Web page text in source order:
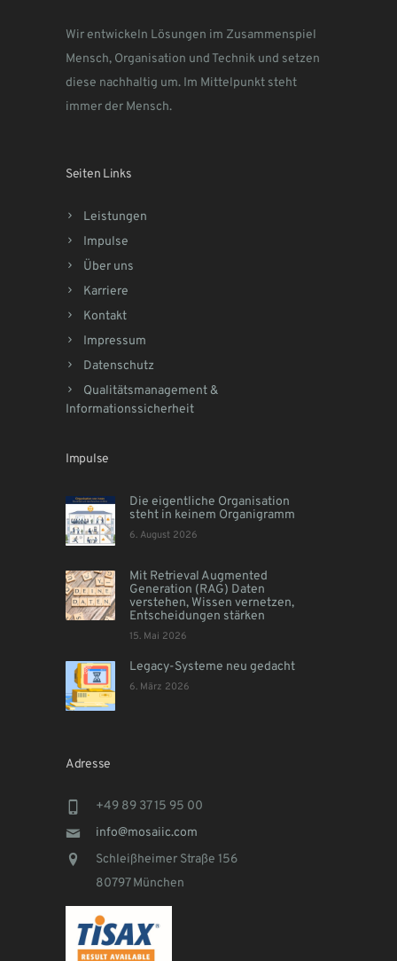
Wir entwickeln Lösungen im Zusammenspiel
Mensch, Organisation und Technik und setzen
diese nachhaltig um. Im Mittelpunkt steht
immer der Mensch.
Seiten Links
Leistungen
Impulse
Über uns
Karriere
Kontakt
Impressum
Datenschutz
Qualitätsmanagement &
Informationssicherheit
Impulse
Die eigentliche Organisation
steht in keinem Organigramm
6. August 2026
Mit Retrieval Augmented
Generation (RAG) Daten
verstehen, Wissen vernetzen,
Entscheidungen stärken
15. Mai 2026
Legacy-Systeme neu gedacht
6. März 2026
Adresse
+49 89 37 15 95 00
info@mosaiic.com
Schleißheimer Straße 156
80797 München